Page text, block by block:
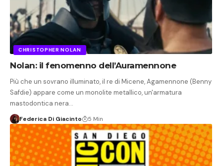
CHRISTOPHER NOLAN
Nolan: il fenomenno dell’Auramennone
Più che un sovrano illuminato, il re di Micene, Agamennone (Benny
Safdie) appare come un monolite metallico, un'armatura
mastodontica nera…
Federica Di Giacinto 5 Min